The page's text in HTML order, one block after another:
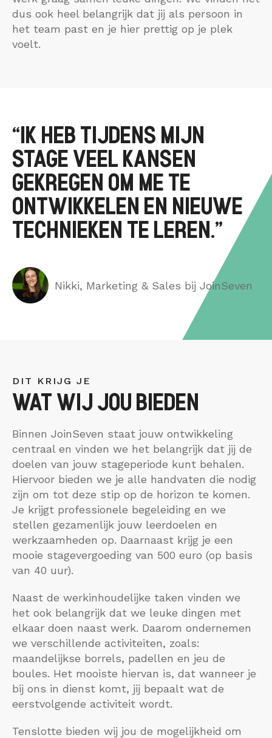
dus ook heel belangrijk dat jij als persoon in
het team past en je hier prettig op je plek
voelt.
“IK HEB TIJDENS MIJN
STAGE VEEL KANSEN
GEKREGEN OM ME TE
ONTWIKKELEN EN NIEUWE
TECHNIEKEN TE LEREN.”
Nikki, Marketing & Sales bij JoinSeven
DIT KRIJG JE
WAT WIJ JOU BIEDEN
Binnen JoinSeven staat jouw ontwikkeling
centraal en vinden we het belangrijk dat jij de
doelen van jouw stageperiode kunt behalen.
Hiervoor bieden we je alle handvaten die nodig
zijn om tot deze stip op de horizon te komen.
Je krijgt professionele begeleiding en we
stellen gezamenlijk jouw leerdoelen en
werkzaamheden op. Daarnaast krijg je een
mooie stagevergoeding van 500 euro (op basis
van 40 uur).
Naast de werkinhoudelijke taken vinden we
het ook belangrijk dat we leuke dingen met
elkaar doen naast werk. Daarom ondernemen
we verschillende activiteiten, zoals:
maandelijkse borrels, padellen en jeu de
boules. Het mooiste hiervan is, dat wanneer je
bij ons in dienst komt, jij bepaalt wat de
eerstvolgende activiteit wordt.
Tenslotte bieden wij jou de mogelijkheid om